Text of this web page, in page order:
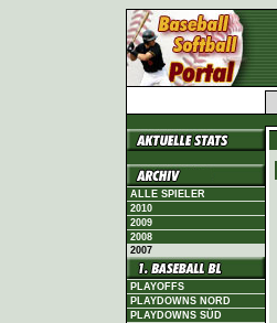
ALLE SPIELER
2010
2009
2008
2007
PLAYOFFS
PLAYDOWNS NORD
PLAYDOWNS SÜD